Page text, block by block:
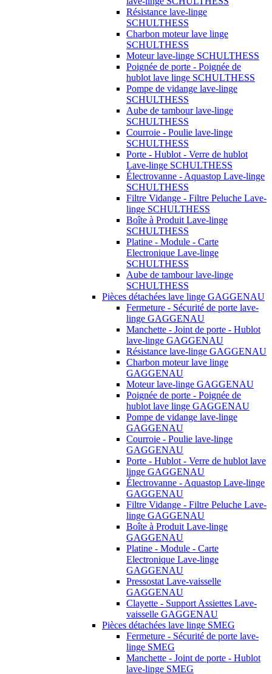
Résistance lave-linge
SCHULTHESS
Charbon moteur lave linge
SCHULTHESS
Moteur lave-linge SCHULTHESS
Poignée de porte - Poignée de
hublot lave linge SCHULTHESS
Pompe de vidange lave-linge
SCHULTHESS
Aube de tambour lave-linge
SCHULTHESS
Courroie - Poulie lave-linge
SCHULTHESS
Porte - Hublot - Verre de hublot
Lave-linge SCHULTHESS
Électrovanne - Aquastop Lave-linge
SCHULTHESS
Filtre Vidange - Filtre Peluche Lave-
linge SCHULTHESS
Boîte à Produit Lave-linge
SCHULTHESS
Platine - Module - Carte
Electronique Lave-linge
SCHULTHESS
Aube de tambour lave-linge
SCHULTHESS
Pièces détachées lave linge GAGGENAU
Fermeture - Sécurité de porte lave-
linge GAGGENAU
Manchette - Joint de porte - Hublot
lave-linge GAGGENAU
Résistance lave-linge GAGGENAU
Charbon moteur lave linge
GAGGENAU
Moteur lave-linge GAGGENAU
Poignée de porte - Poignée de
hublot lave linge GAGGENAU
Pompe de vidange lave-linge
GAGGENAU
Courroie - Poulie lave-linge
GAGGENAU
Porte - Hublot - Verre de hublot lave
linge GAGGENAU
Électrovanne - Aquastop Lave-linge
GAGGENAU
Filtre Vidange - Filtre Peluche Lave-
linge GAGGENAU
Boîte à Produit Lave-linge
GAGGENAU
Platine - Module - Carte
Electronique Lave-linge
GAGGENAU
Pressostat Lave-vaisselle
GAGGENAU
Clayette - Support Assiettes Lave-
vaisselle GAGGENAU
Pièces détachées lave linge SMEG
Fermeture - Sécurité de porte lave-
linge SMEG
Manchette - Joint de porte - Hublot
lave-linge SMEG